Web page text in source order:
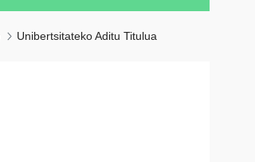
Unibertsitateko Aditu Titulua